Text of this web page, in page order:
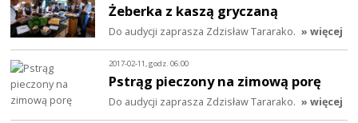
Żeberka z kaszą gryczaną
Do audycji zaprasza Zdzisław Tararako. » więcej
2017-02-11, godz. 06:00
Pstrąg pieczony na zimową porę
Do audycji zaprasza Zdzisław Tararako. » więcej